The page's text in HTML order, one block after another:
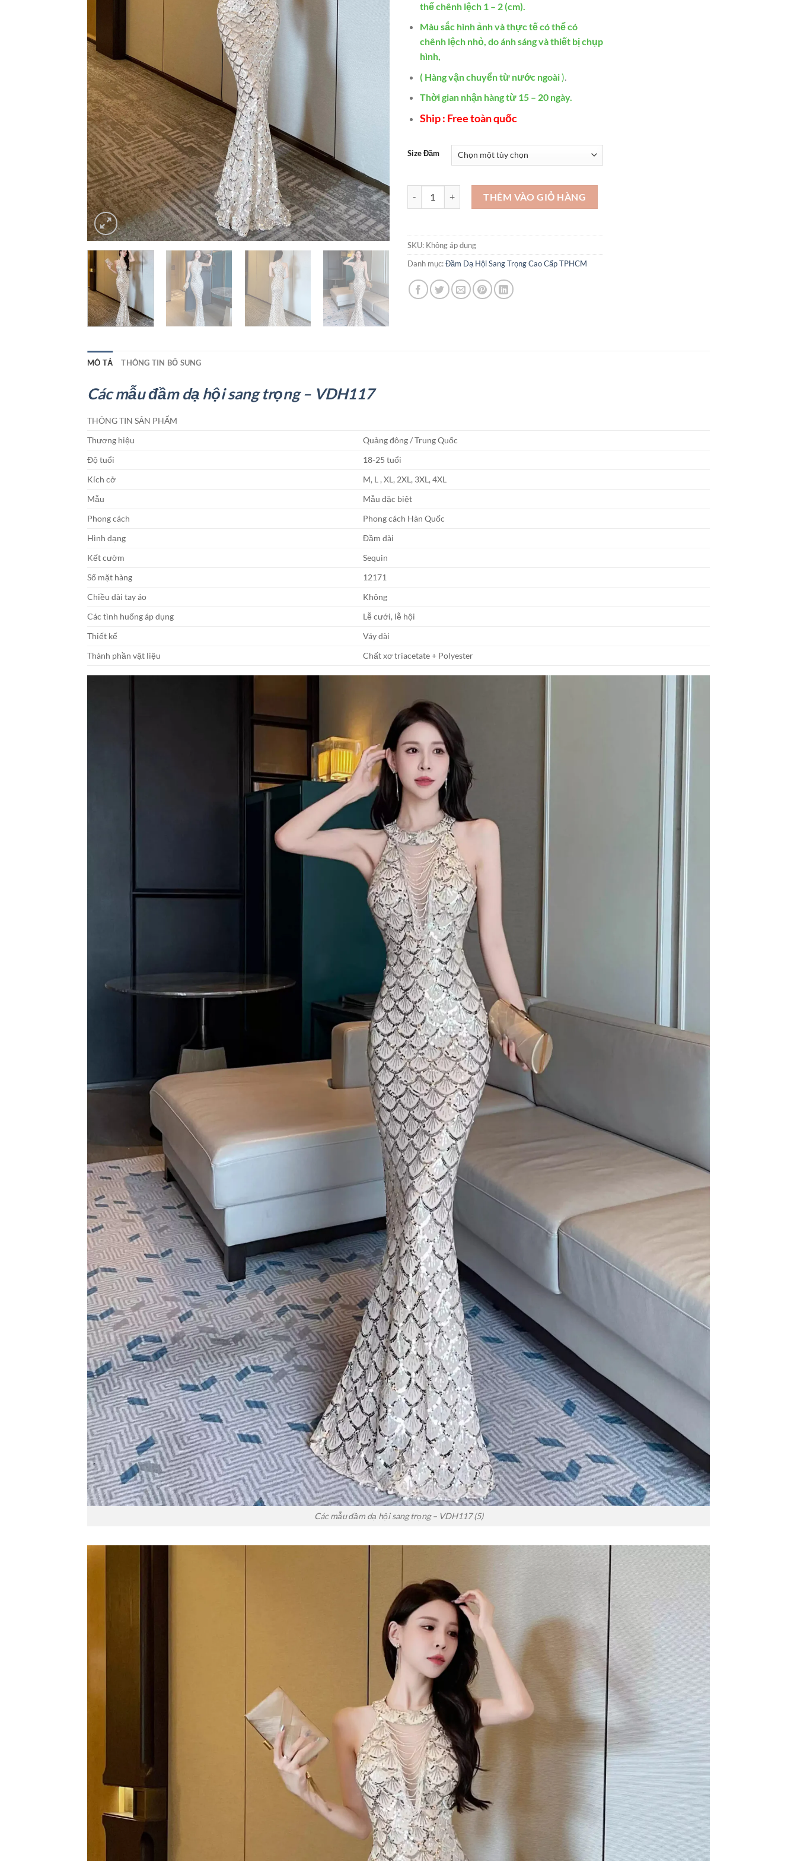
thể chênh lệch 1 – 2 (cm).
Màu sắc hình ảnh và thực tế có thể có
chênh lệch nhỏ, do ánh sáng và thiết bị chụp
hình,
( Hàng vận chuyển từ nước ngoài)
Thời gian nhận hàng từ 15 – 20 ngày.
Ship : Free toàn quốc
Size Đầm
Các mẫu đầm dạ hội sang trọng - VDH117 số lượng
THÊM VÀO GIỎ HÀNG
SKU: Không áp dụng
Danh mục:Đầm Dạ Hội Sang Trọng Cao Cấp TPHCM
MÔ TẢ THÔNG TIN BỔ SUNG
Các mẫu đầm dạ hội sang trọng – VDH117
THÔNG TIN SẢN PHẨM
Thương hiệu
Quảng đông / Trung Quốc
Độ tuổi
18-25 tuổi
Kích cở
M, L , XL, 2XL, 3XL, 4XL
Mẫu
Mẫu đặc biệt
Phong cách
Phong cách Hàn Quốc
Hình dạng
Đầm dài
Kết cườm
Sequin
Số mặt hàng
12171
Chiều dài tay áo
Không
Các tình huống áp dụng
Lễ cưới, lễ hội
Thiết kế
Váy dài
Thành phần vật liệu
Chất xơ triacetate + Polyester
Các mẫu đầm dạ hội sang trọng – VDH117 (5)